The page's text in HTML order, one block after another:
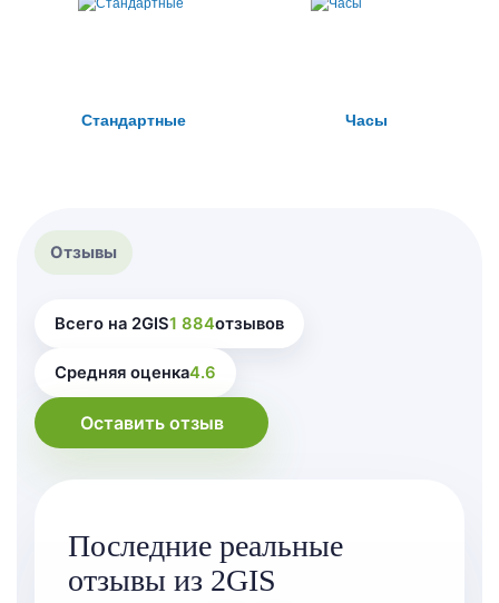
Стандартные Часы
Отзывы
Всего на 2GIS1 884отзывов
Средняя оценка4.6
Оставить отзыв
Последние реальные
отзывы из 2GIS